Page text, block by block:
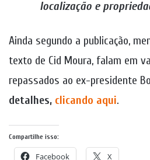
localização e
Ainda segundo a publicação,
texto de Cid Moura, falam em
repassados ao ex-presidente
detalhes, clicando aqui.
Compartilhe isso:
Facebook X